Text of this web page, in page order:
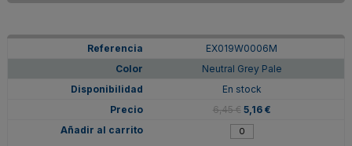
EX019W0006M
Neutral Grey Pale
En stock
6,45 € 5,16 €